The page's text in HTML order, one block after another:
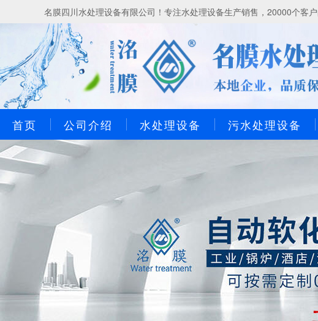
名膜四川水处理设备有限公司！专注水处理设备生产销售，20000个客户
首页 公司介绍 水处理设备 污水处理设备